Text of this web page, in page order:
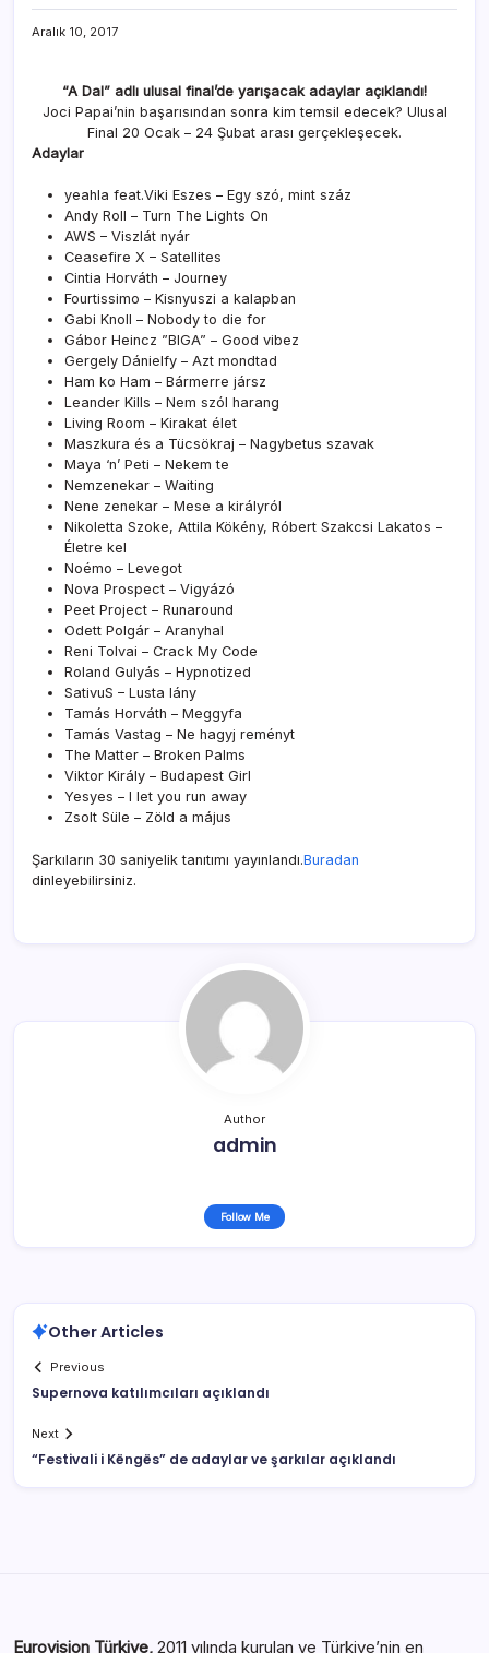
Aralık 10, 2017
“A Dal” adlı ulusal final’de yarışacak adaylar açıklandı!
Joci Papai’nin başarısından sonra kim temsil edecek? Ulusal
Final 20 Ocak – 24 Şubat arası gerçekleşecek.
Adaylar
yeahla feat.Viki Eszes – Egy szó, mint száz
Andy Roll – Turn The Lights On
AWS – Viszlát nyár
Ceasefire X – Satellites
Cintia Horváth – Journey
Fourtissimo – Kisnyuszi a kalapban
Gabi Knoll – Nobody to die for
Gábor Heincz ”BIGA” – Good vibez
Gergely Dánielfy – Azt mondtad
Ham ko Ham – Bármerre jársz
Leander Kills – Nem szól harang
Living Room – Kirakat élet
Maszkura és a Tücsökraj – Nagybetus szavak
Maya ‘n’ Peti – Nekem te
Nemzenekar – Waiting
Nene zenekar – Mese a királyról
Nikoletta Szoke, Attila Kökény, Róbert Szakcsi Lakatos –
Életre kel
Noémo – Levegot
Nova Prospect – Vigyázó
Peet Project – Runaround
Odett Polgár – Aranyhal
Reni Tolvai – Crack My Code
Roland Gulyás – Hypnotized
SativuS – Lusta lány
Tamás Horváth – Meggyfa
Tamás Vastag – Ne hagyj reményt
The Matter – Broken Palms
Viktor Király – Budapest Girl
Yesyes – I let you run away
Zsolt Süle – Zöld a május
Şarkıların 30 saniyelik tanıtımı yayınlandı.Buradan
dinleyebilirsiniz.
Author
admin
Follow Me
Other Articles
Previous
Supernova katılımcıları açıklandı
Next
“Festivali i Këngës” de adaylar ve şarkılar açıklandı
Eurovision Türkiye, 2011 yılında kurulan ve Türkiye’nin en